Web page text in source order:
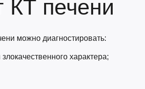
КТ печени
можно диагностировать:
характера;